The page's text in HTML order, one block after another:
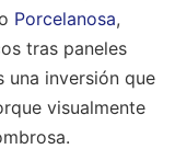
Porcelanosa,
tras paneles
una inversión que
visualmente